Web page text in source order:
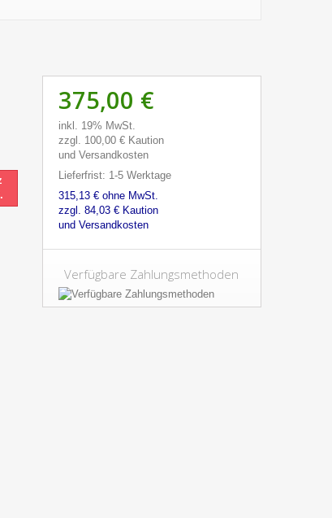
375,00 €
inkl. 19% MwSt.
zzgl. 100,00 € Kaution
und Versandkosten
Lieferfrist: 1-5 Werktage
315,13 € ohne MwSt.
zzgl. 84,03 € Kaution
und Versandkosten
Verfügbare Zahlungsmethoden